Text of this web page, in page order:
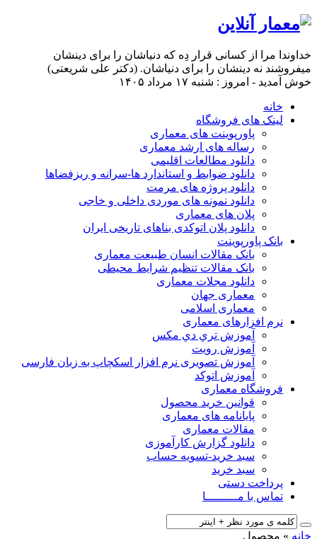
خداوندا مرا از کسانی قرار دِه که دنیاشان را برای دینشان
میفروشند نه دینشان را برای دنیاشان. (دکتر علی شریعتی)
خوش آمدید - امروز : شنبه ۱۷ مرداد ۱۴۰۵
خانه
لینک های فروشگاه
پاورپوینت های معماری
رساله های ارشد معماری
دانلود مطالعات اقلیمی
دانلود ضوابط و استاندارد ها-سرانه و ریزفضاها
دانلود پروژه های مرمت
دانلود نمونه های موردی داخلی و خاجی
پلان های معماری
دانلود پلان اتوکدی بناهای تاریخی ایران
بانک پاورپوینت
بانک مقالات انسان طبیعت معماری
بانک مقالات تنظیم شرایط محیطی
دانلود مجلات معماری
معماری جهان
معماری اسلامی
نرم افزارهای معماری
آﻣﻮزش ﺗﺮي دي ﻣﮑﺲ
آموزش رویت
آموزش تصویری نرم افزار اسکچاپ به زبان فارسی
آموزش اتوکد
فروشگاه معماری
قوانین خرید محصول
پایانامه های معماری
مقالات معماری
دانلود گزارش کارآموزی
سبد خرید-تسویه حساب
سبد خرید
پرداخت دستی
تماس با مـــــــــا
خانه » محصول